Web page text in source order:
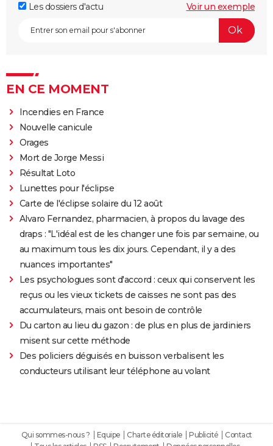
Les dossiers d'actu
Voir un exemple
EN CE MOMENT
Incendies en France
Nouvelle canicule
Orages
Mort de Jorge Messi
Résultat Loto
Lunettes pour l'éclipse
Carte de l'éclipse solaire du 12 août
Alvaro Fernandez, pharmacien, à propos du lavage des
draps : "L'idéal est de les changer une fois par semaine, ou
au maximum tous les dix jours. Cependant, il y a des
nuances importantes"
Les psychologues sont d'accord : ceux qui conservent les
reçus ou les vieux tickets de caisses ne sont pas des
accumulateurs, mais ont besoin de contrôle
Du carton au lieu du gazon : de plus en plus de jardiniers
misent sur cette méthode
Des policiers déguisés en buisson verbalisent les
conducteurs utilisant leur téléphone au volant
Qui sommes-nous ? Equipe Charte éditoriale Publicité
Contact